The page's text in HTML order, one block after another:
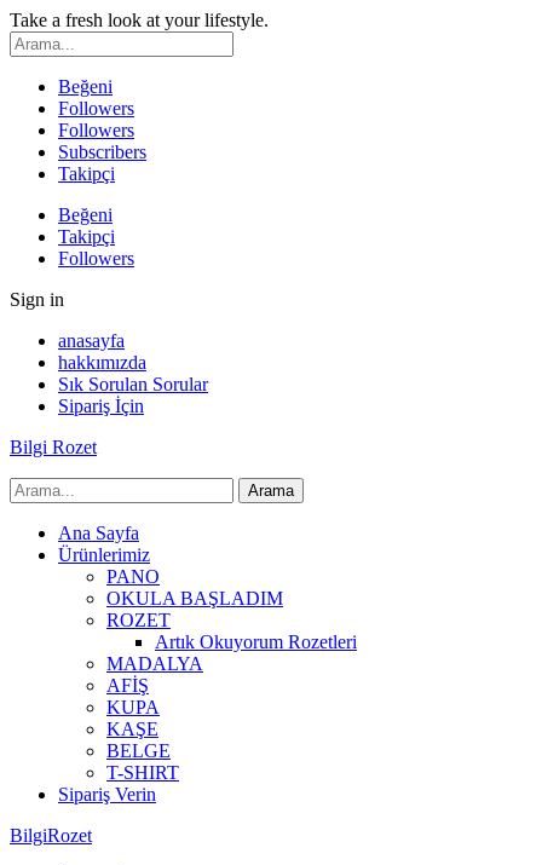
Take a fresh look at your lifestyle.
Beğeni
Followers
Followers
Subscribers
Takipçi
Beğeni
Takipçi
Followers
Sign in
anasayfa
hakkımızda
Sık Sorulan Sorular
Sipariş İçin
Bilgi Rozet
Ana Sayfa
Ürünlerimiz
PANO
OKULA BAŞLADIM
ROZET
Artık Okuyorum Rozetleri
MADALYA
AFİŞ
KUPA
KAŞE
BELGE
T-SHIRT
Sipariş Verin
BilgiRozet